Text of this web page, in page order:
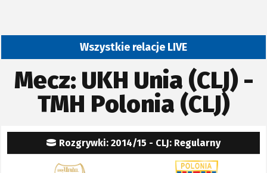
Wszystkie relacje LIVE
Mecz: UKH Unia (CLJ) -
TMH Polonia (CLJ)
Rozgrywki: 2014/15 - CLJ: Regularny